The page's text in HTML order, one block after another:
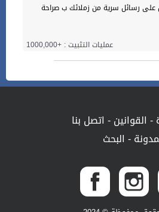
رسائل سرية من زملائك ب صراحة
عمليات التثبيت : +1000,000
- القوانين- اتصل بنا
- البحث